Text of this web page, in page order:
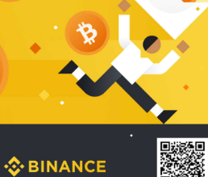
phòng ngủ đối với sức khỏe con
người tại Sleep Foundation (External
Link) để có cái nhìn toàn diện hơn.
2. Các tiêu chí vàng khi lựa chọn
chăn ga gối đệm cao cấp cho phòng
ngủ
Để sở hữu một bộ chăn ga gối đệm
cao cấp hoàn hảo cả về thẩm mỹ lẫn
công năng, người tiêu dùng cần cân
nhắc kỹ lưỡng các tiêu chí quan trọng